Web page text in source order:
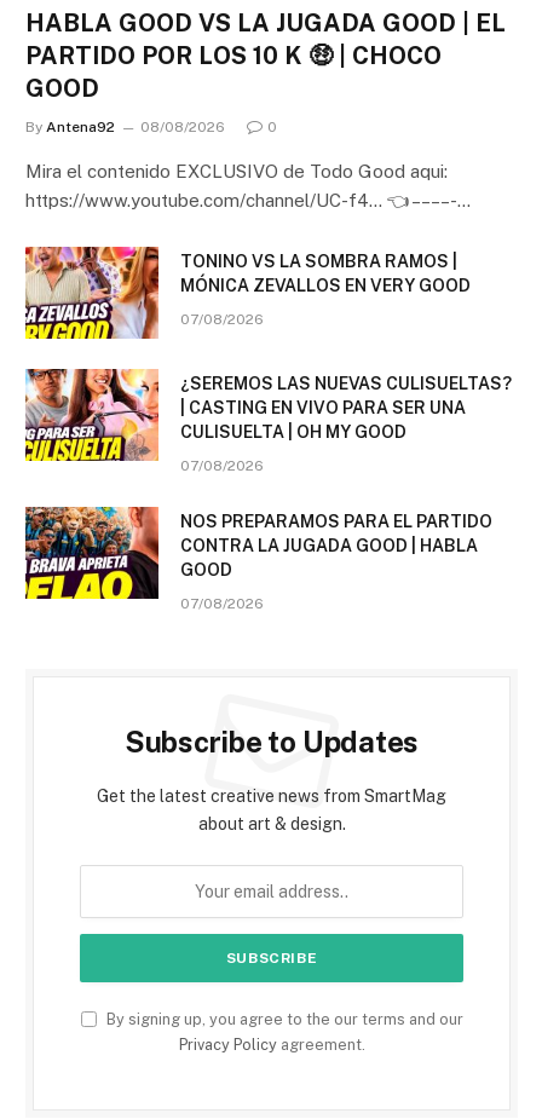
HABLA GOOD VS LA JUGADA GOOD | EL
PARTIDO POR LOS 10 K 🤑 | CHOCO
GOOD
By Antena92 08/08/2026 0
Mira el contenido EXCLUSIVO de Todo Good aqui:
https://www.youtube.com/channel/UC-f4… 👈 – – – – -…
TONINO VS LA SOMBRA RAMOS |
MÓNICA ZEVALLOS EN VERY GOOD
07/08/2026
¿SEREMOS LAS NUEVAS CULISUELTAS?
| CASTING EN VIVO PARA SER UNA
CULISUELTA | OH MY GOOD
07/08/2026
NOS PREPARAMOS PARA EL PARTIDO
CONTRA LA JUGADA GOOD | HABLA
GOOD
07/08/2026
Subscribe to Updates
Get the latest creative news from SmartMag
about art & design.
By signing up, you agree to the our terms and our
Privacy Policyagreement.